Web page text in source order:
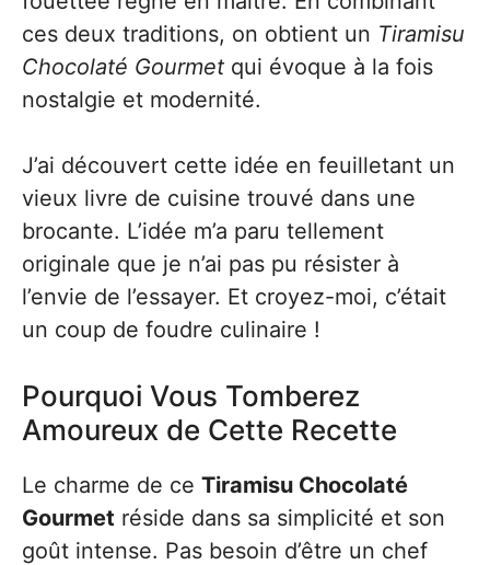
ces deux traditions, on obtient un Tiramisu
Chocolaté Gourmet qui évoque à la fois
nostalgie et modernité.
J’ai découvert cette idée en feuilletant un
vieux livre de cuisine trouvé dans une
brocante. L’idée m’a paru tellement
originale que je n’ai pas pu résister à
l’envie de l’essayer. Et croyez-moi, c’était
un coup de foudre culinaire !
Pourquoi Vous Tomberez
Amoureux de Cette Recette
Le charme de ce Tiramisu Chocolaté
Gourmet réside dans sa simplicité et son
goût intense. Pas besoin d’être un chef